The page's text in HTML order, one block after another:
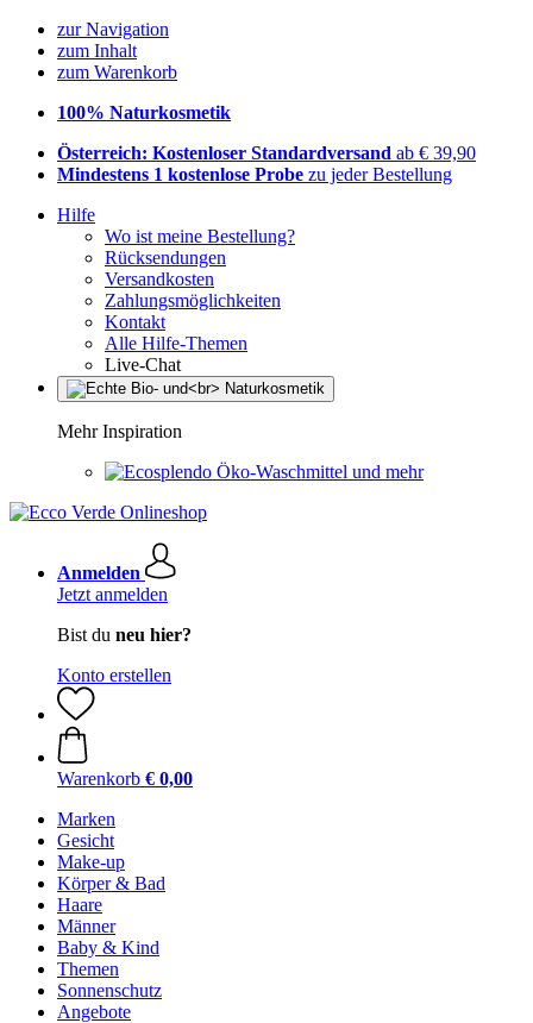
zur Navigation
zum Inhalt
zum Warenkorb
100% Naturkosmetik
Österreich: Kostenloser Standardversand ab € 39,90
Mindestens 1 kostenlose Probe zu jeder Bestellung
Hilfe
Wo ist meine Bestellung?
Rücksendungen
Versandkosten
Zahlungsmöglichkeiten
Kontakt
Alle Hilfe-Themen
Live-Chat
Mehr Inspiration
Öko-Waschmittel und mehr
Anmelden
Jetzt anmelden
Bist du neu hier?
Konto erstellen
Warenkorb € 0,00
Marken
Gesicht
Make-up
Körper & Bad
Haare
Männer
Baby & Kind
Themen
Sonnenschutz
Angebote